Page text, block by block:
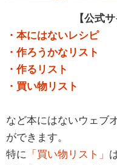
【公式
・本にはないレシピ
・作ろうかなリスト
・作るリスト
・買い物リスト
など本にはないウェブ
ができます。
特に 「買い物リスト」